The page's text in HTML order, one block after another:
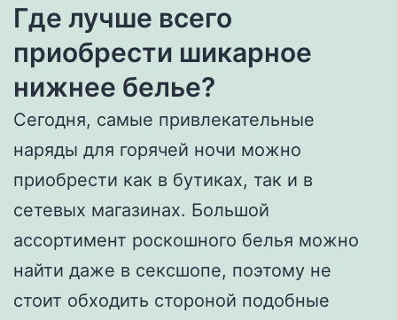
Где лучше всего
приобрести шикарное
нижнее белье?
Сегодня, самые привлекательные
наряды для горячей ночи можно
приобрести как в бутиках, так и в
сетевых магазинах. Большой
ассортимент роскошного белья можно
найти даже в сексшопе, поэтому не
стоит обходить стороной подобные